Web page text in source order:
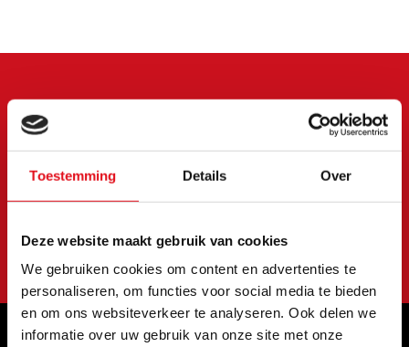
Toestemming Details Over
Deze website maakt gebruik van cookies
We gebruiken cookies om content en advertenties te
personaliseren, om functies voor social media te bieden
en om ons websiteverkeer te analyseren. Ook delen we
informatie over uw gebruik van onze site met onze
Meld je aan voor onze
nieuwsbrief
Blijf op de hoogte van onze laatste acties en
aanbiedingen